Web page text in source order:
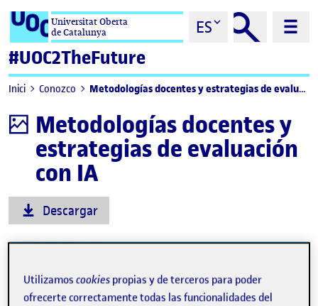
Saltar al contenidoUniversitat Oberta
de Catalunya
ES
#UOC2TheFuture
Inici Conozco Metodologías docentes y estrategias de evaluación con IA
InfografíaMetodologías docentes y
estrategias de evaluación
con IA
Descargar
Utilizamoscookies propias y de terceros para poder
ofrecerte correctamente todas las funcionalidades del